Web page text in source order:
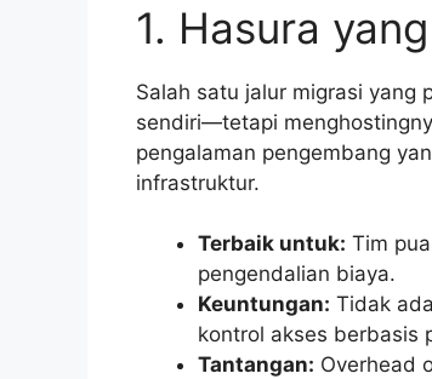
1. Hasura
Salah satu jalur migrasi yang
sendiri—tetapi
pengalaman pengembang
infrastruktur.
Terbaik untuk: Tim
pengendalian biaya.
Keuntungan: Tidak
kontrol akses berbasis
Tantangan: Overhead